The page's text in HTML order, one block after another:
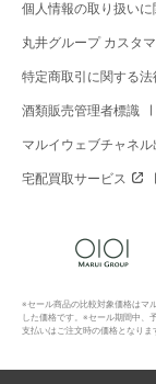
個人情報の取り扱い
丸井グループ カスタ
特定商取引に関する
酒類販売管理者標識
マルイウェブチャネ
宅配買取サービス
※セール商品の比較対象価格はマ
した価格です。※セール期間中、
支払いはご注文時の価格となりま